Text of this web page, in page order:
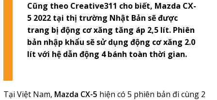
Cũng theo Creative311 cho biết, Mazda CX-
5 2022 tại thị trường Nhật Bản sẽ được
trang bị động cơ xăng tăng áp 2,5 lít. Phiên
bản nhập khẩu sẽ sử dụng động cơ xăng 2.0
lít với hệ dẫn động 4 bánh toàn thời gian.
Tại Việt Nam, Mazda CX-5 hiện có 5 phiên bản đi cùng 2